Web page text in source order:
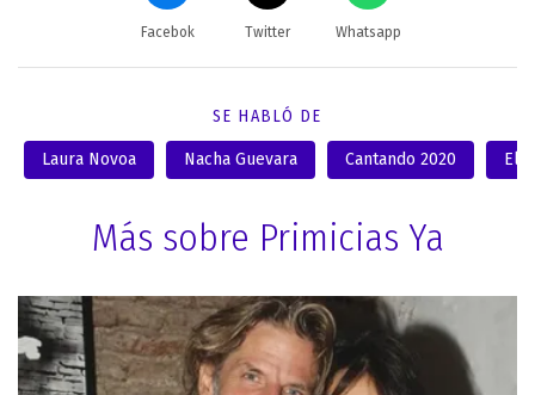
Facebok Twitter Whatsapp
SE HABLÓ DE
Laura Novoa Nacha Guevara Cantando 2020 El
Más sobre Primicias Ya